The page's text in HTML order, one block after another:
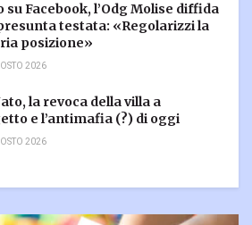
su Facebook, l’Odg Molise diffida
testata: «Regolarizzi la
posizione»
2026
la revoca della villa a
e l’antimafia (?) di oggi
2026